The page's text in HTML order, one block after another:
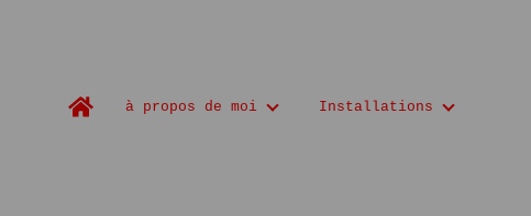
Home
à propos de moi Installations